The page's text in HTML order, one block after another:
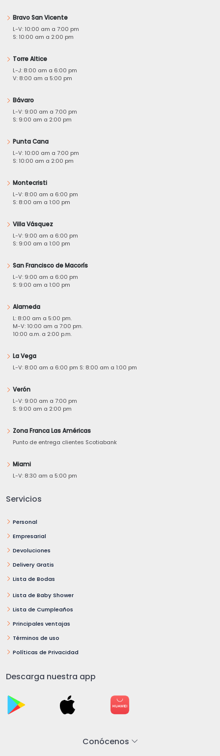
Bravo San Vicente
L-V: 10:00 am a 7:00 pm
S: 10:00 am a 2:00 pm
Torre Altice
L-J: 8:00 am a 6:00 pm
V: 8:00 am a 5:00 pm
Bávaro
L-V: 9:00 am a 7:00 pm
S: 9:00 am a 2:00 pm
Punta Cana
L-V: 10:00 am a 7:00 pm
S: 10:00 am a 2:00 pm
Montecristi
L-V: 8:00 am a 6:00 pm
S: 8:00 am a 1:00 pm
Villa Vásquez
L-V: 9:00 am a 6:00 pm
S: 9:00 am a 1:00 pm
San Francisco de Macorís
L-V: 9:00 am a 6:00 pm
S: 9:00 am a 1:00 pm
Alameda
L: 8:00 am a 5:00 pm.
M-V: 10:00 am a 7:00 pm.
10:00 a.m. a 2:00 p.m.
La Vega
L-V: 8:00 am a 6:00 pm S: 8:00 am a 1:00 pm
Verón
L-V: 9:00 am a 7:00 pm
S: 9:00 am a 2:00 pm
Zona Franca Las Américas
Punto de entrega clientes Scotiabank
Miami
L-V: 8:30 am a 5:00 pm
Servicios
Personal
Empresarial
Devoluciones
Delivery Gratis
Lista de Bodas
Lista de Baby Shower
Lista de Cumpleaños
Principales ventajas
Términos de uso
Políticas de Privacidad
Descarga nuestra app
Conócenos